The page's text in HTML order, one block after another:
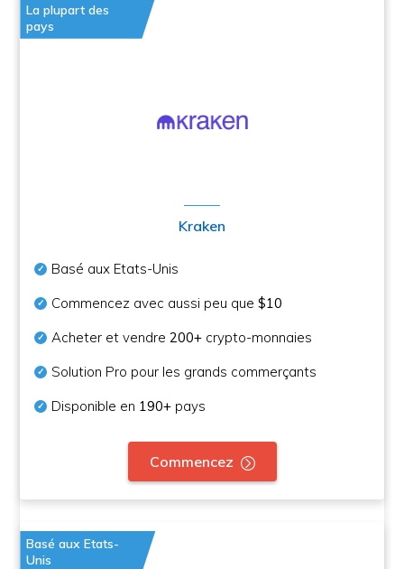
La plupart des
pays
Kraken
Basé aux Etats-Unis
Commencez avec aussi peu que$10
Acheter et vendre200+ crypto-monnaies
Solution Pro pour les grands commerçants
Disponible en 190+ pays
Commencez
Basé aux Etats-
Unis